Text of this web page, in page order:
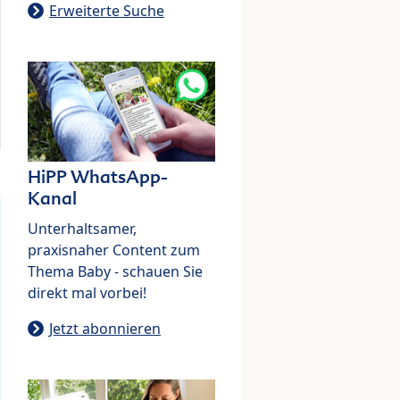
Erweiterte Suche
HiPP WhatsApp-
Kanal
Unterhaltsamer,
praxisnaher Content zum
Thema Baby - schauen Sie
direkt mal vorbei!
Jetzt abonnieren